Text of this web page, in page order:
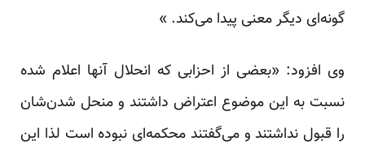
گونه‌ای دیگر معنی پیدا می‌کند. »
وی افزود: «بعضی از احزابی که انحلال آنها اعلام شده
نسبت به این موضوع اعتراض داشتند و منحل شدن‌شان
را قبول نداشتند و می‌گفتند محکمه‌ای نبوده است لذا این